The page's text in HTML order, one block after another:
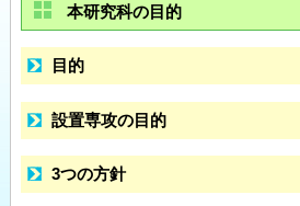
本研究科の目的
目的
設置専攻の目的
3つの方針